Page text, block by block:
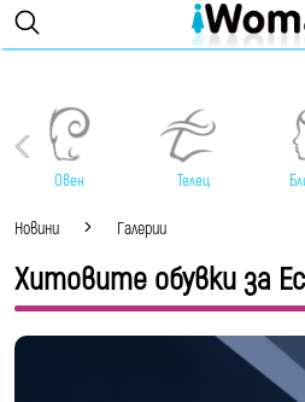
Овен Телец
Новини Галерии
Хитовите обувки за